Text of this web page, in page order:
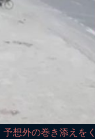
想外の巻き添えを